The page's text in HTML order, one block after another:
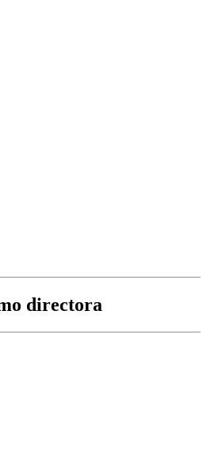
directora